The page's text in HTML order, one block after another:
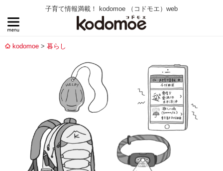
子育て情報満載！ kodomoe （コドモエ）web
kodomoe 暮らし